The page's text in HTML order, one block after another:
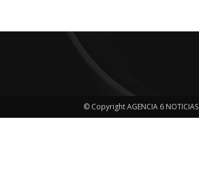
© Copyright AGENCIA 6 NOTICIAS